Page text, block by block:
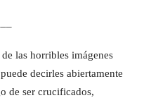
las horribles imágenes
decirles abiertamente
de ser crucificados,